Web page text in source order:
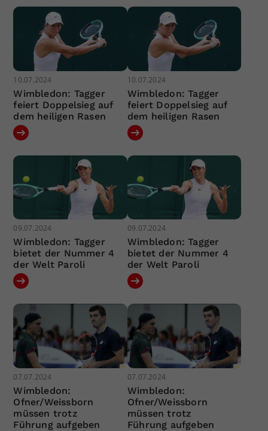
10.07.2024
Wimbledon: Tagger
feiert Doppelsieg auf
dem heiligen Rasen
10.07.2024
Wimbledon: Tagger
feiert Doppelsieg auf
dem heiligen Rasen
09.07.2024
Wimbledon: Tagger
bietet der Nummer 4
der Welt Paroli
09.07.2024
Wimbledon: Tagger
bietet der Nummer 4
der Welt Paroli
07.07.2024
Wimbledon:
Ofner/Weissborn
müssen trotz
Führung aufgeben
07.07.2024
Wimbledon:
Ofner/Weissborn
müssen trotz
Führung aufgeben